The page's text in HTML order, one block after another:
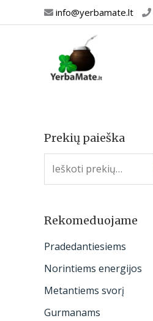
prie
info@yerbamate.lt
Prekių paieška
I
e
o
:
Rekomeduojame
Pradedantiesiems
Norintiems energijos
Metantiems svorį
Gurmanams